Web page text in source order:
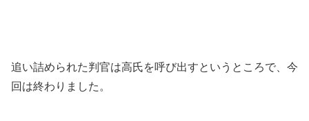
追い詰められた判官は高氏を呼び出すというところで、今
回は終わりました。